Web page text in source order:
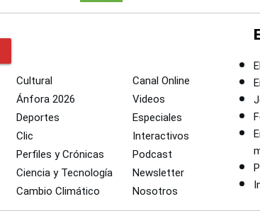
Cultural
Ánfora 2026
Deportes
Clic
Perfiles y Crónicas
Ciencia y Tecnología
Cambio Climático
Canal Online
Videos
Especiales
Interactivos
Podcast
Newsletter
Nosotros